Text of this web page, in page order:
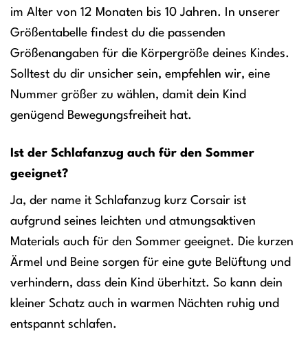
im Alter von 12 Monaten bis 10 Jahren. In unserer
Größentabelle findest du die passenden
Größenangaben für die Körpergröße deines Kindes.
Solltest du dir unsicher sein, empfehlen wir, eine
Nummer größer zu wählen, damit dein Kind
genügend Bewegungsfreiheit hat.
Ist der Schlafanzug auch für den Sommer
geeignet?
Ja, der name it Schlafanzug kurz Corsair ist
aufgrund seines leichten und atmungsaktiven
Materials auch für den Sommer geeignet. Die kurzen
Ärmel und Beine sorgen für eine gute Belüftung und
verhindern, dass dein Kind überhitzt. So kann dein
kleiner Schatz auch in warmen Nächten ruhig und
entspannt schlafen.